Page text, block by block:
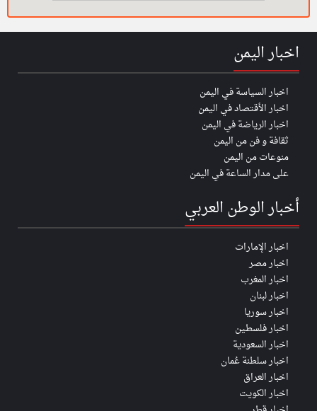
اخبار اليمن
اخبار السياسة في اليمن
اخبار الأقتصاد في اليمن
اخبار الرياضة في اليمن
ثقافة و فن من اليمن
منوعات من اليمن
على مدار الساعة في اليمن
أخبار الوطن العربي
اخبار الإمارات
اخبار مصر
اخبار المغرب
اخبار لبنان
اخبار سوريا
اخبار فلسطين
اخبار السعودية
اخبار سلطنة عُمان
اخبار العراق
اخبار الكويت